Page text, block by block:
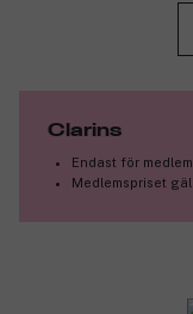
Extrakt från
fastare.
Extrakt från
Clarins
Endast för
Medlemspriset